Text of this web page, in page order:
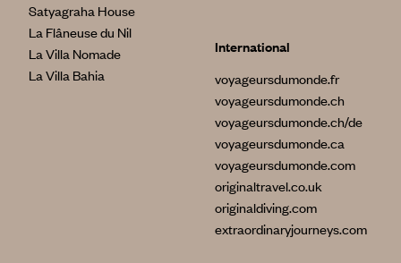
Satyagraha House
La Flâneuse du Nil
La Villa Nomade
La Villa Bahia
International
voyageursdumonde.fr
voyageursdumonde.ch
voyageursdumonde.ch/de
voyageursdumonde.ca
voyageursdumonde.com
originaltravel.co.uk
originaldiving.com
extraordinaryjourneys.com